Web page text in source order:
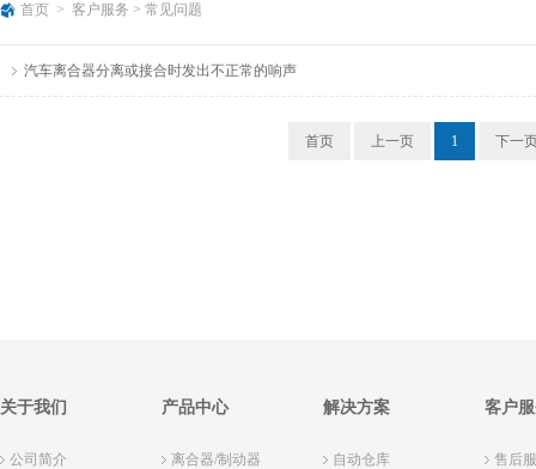
首页 > 客户服务 > 常见问题
汽车离合器分离或接合时发出不正常的响声
首页 上一页 1 下一
关于我们
公司简介
产品中心
离合器/制动器
解决方案
自动仓库
客户
售后